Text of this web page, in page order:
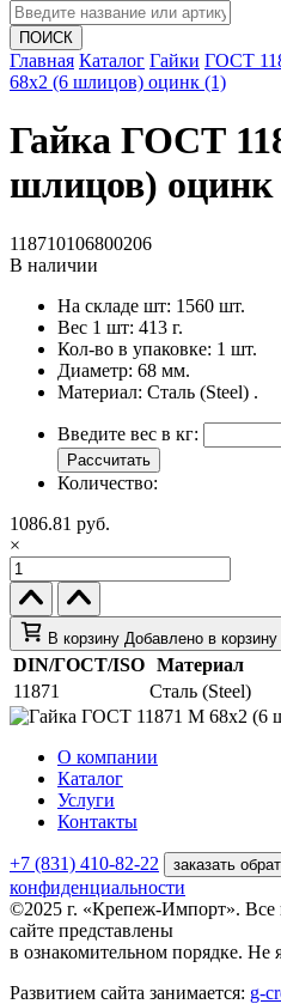
ПОИСК
Главная Каталог Гайки ГОСТ
68x2 (6 шлицов) оцинк (1)
Гайка ГОСТ
шлицов) оцинк
118710106800206
В наличии
На складе шт: 1560 шт.
Вес 1 шт: 413 г.
Кол-во в упаковке: 1 шт.
Диаметр: 68 мм.
Материал: Сталь (Steel) .
Введите вес в кг:
Рассчитать
Количество:
1086.81 руб.
×
В корзину Добавлено в корзину
DIN/ГОСТ/ISO Материал
11871
Сталь (Steel)
О компании
Каталог
Услуги
Контакты
+7 (831) 410-82-22 заказать
конфиденциальности
©2025 г. «Крепеж-Импорт».
сайте представлены
в ознакомительном порядке. Не
Развитием сайта занимается: g-